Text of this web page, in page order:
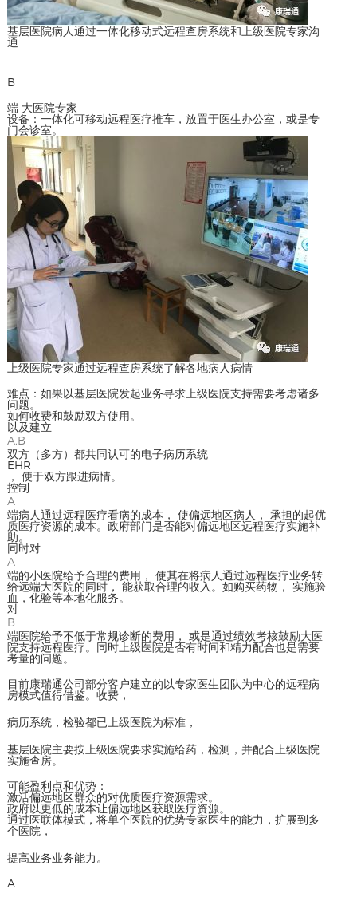
基层医院病人通过一体化移动式远程查房系统和上级医院专家沟
通
B
端 大医院专家
设备：一体化可移动远程医疗推车，放置于医生办公室，或是专
门会诊室。
上级医院专家通过远程查房系统了解各地病人病情
难点：如果以基层医院发起业务寻求上级医院支持需要考虑诸多
问题。
如何收费和鼓励双方使用。
以及建立
A,B
双方（多方）都共同认可的电子病历系统
EHR
， 便于双方跟进病情。
控制
A
端病人通过远程医疗看病的成本， 使偏远地区病人， 承担的起优
质医疗资源的成本。政府部门是否能对偏远地区远程医疗实施补
助。
同时对
A
端的小医院给予合理的费用， 使其在将病人通过远程医疗业务转
给远端大医院的同时， 能获取合理的收入。如购买药物， 实施验
血，化验等本地化服务。
对
B
端医院给予不低于常规诊断的费用， 或是通过绩效考核鼓励大医
院支持远程医疗。同时上级医院是否有时间和精力配合也是需要
考量的问题。
目前康瑞通公司部分客户建立的以专家医生团队为中心的远程病
房模式值得借鉴。收费，
病历系统，检验都已上级医院为标准，
基层医院主要按上级医院要求实施给药，检测，并配合上级医院
实施查房。
可能盈利点和优势：
激活偏远地区群众的对优质医疗资源需求。
政府以更低的成本让偏远地区获取医疗资源。
通过医联体模式，将单个医院的优势专家医生的能力，扩展到多
个医院，
提高业务业务能力。
A